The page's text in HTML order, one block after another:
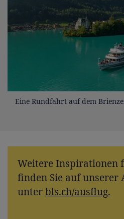
Eine Rundfahrt auf dem
Weitere Inspirationen
finden Sie auf unserer
unterbls.ch/ausflug.